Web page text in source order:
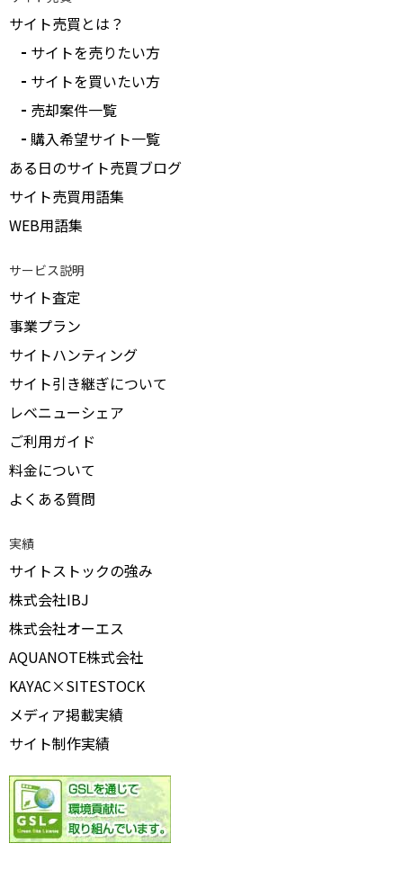
業界・業種
サイト売買とは？
サイトを売りたい方
サイトを買いたい方
売却案件一覧
購入希望サイト一覧
ある日のサイト売買ブログ
サイト売買用語集
WEB用語集
サービス説明
サイト査定
事業プラン
サイトハンティング
サイト引き継ぎについて
レベニューシェア
ご利用ガイド
料金について
よくある質問
実績
サイトストックの強み
株式会社IBJ
株式会社オーエス
AQUANOTE株式会社
KAYAC×SITESTOCK
メディア掲載実績
サイト制作実績